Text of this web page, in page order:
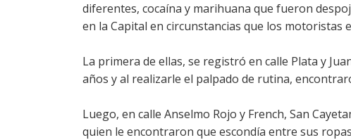
diferentes, cocaína y marihuana que fueron
en la Capital en circunstancias que los motoristas
La primera de ellas, se registró en calle Plata y
años y al realizarle el palpado de rutina,
Luego, en calle Anselmo Rojo y French, San
quien le encontraron que escondía entre sus